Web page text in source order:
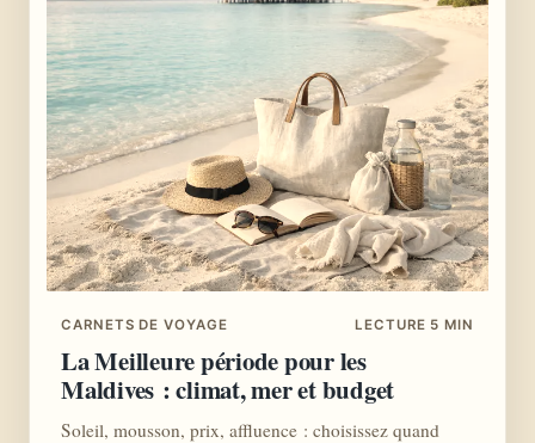
CARNETS DE VOYAGE LECTURE 5 MIN
La Meilleure période pour les
Maldives : climat, mer et budget
Soleil, mousson, prix, affluence : choisissez quand